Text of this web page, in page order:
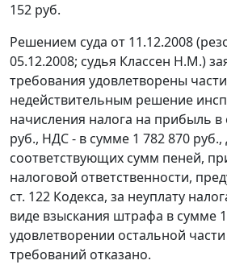
152 руб.
Решением суда от 11.12.2008
05.12.2008; судья Классен Н.М.)
требования удовлетворены
недействительным решение
начисления налога на прибыль в
руб., НДС - в сумме 1 782 870
соответствующих сумм пеней,
налоговой ответственности,
ст. 122 Кодекса, за неуплату
виде взыскания штрафа в сумме
удовлетворении остальной
требований отказано.